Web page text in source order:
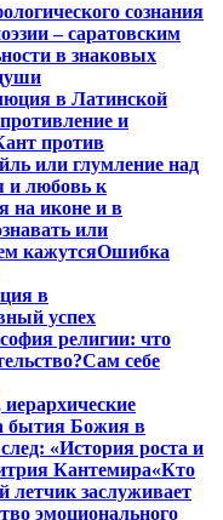
сознания
– саратовским
в знаковых
в Латинской
и
против
или глумление над
и любовь к
на иконе и в
или
кажутсяОшибка
в
успех
религии: что
Сам себе
бытия Божия в
«История роста и
Кантемира«Кто
летчик заслуживает
эмоционального